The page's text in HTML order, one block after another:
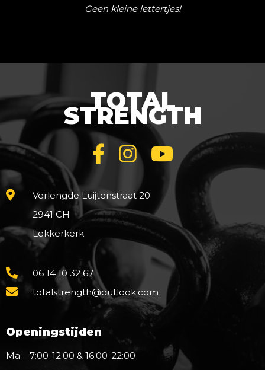
Geen kleine lettertjes!
TOTAL
STRENGTH
Verlengde Luijtenstraat 20
2941 CH
Lekkerkerk
06 14 10 32 67
totalstrength@outlook.com
Openingstijden
Ma
7:00-12:00 & 16:00-22:00